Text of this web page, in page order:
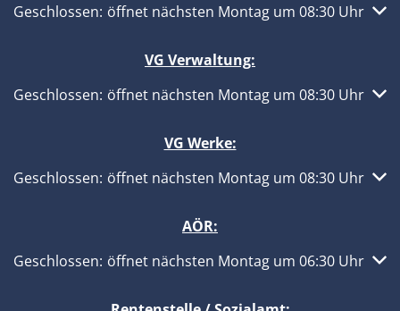
Klicken, um weitere Öffnungs- oder Schließzeiten
Geschlossen: öffnet nächsten Montag um 08:30 Uhr
VG Verwaltung:
Klicken, um weitere Öffnungs- oder Schließzeiten
Geschlossen: öffnet nächsten Montag um 08:30 Uhr
VG Werke:
Klicken, um weitere Öffnungs- oder Schließzeiten
Geschlossen: öffnet nächsten Montag um 08:30 Uhr
AÖR:
Klicken, um weitere Öffnungs- oder Schließzeiten
Geschlossen: öffnet nächsten Montag um 06:30 Uhr